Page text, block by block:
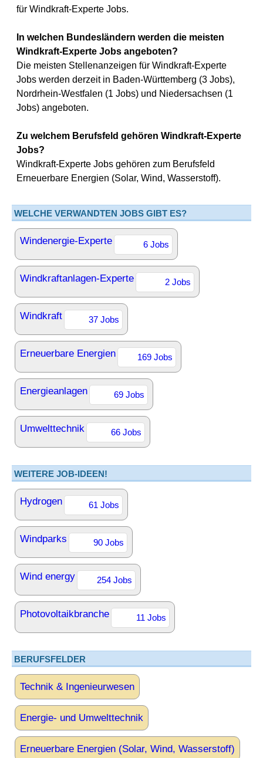
für Windkraft-Experte Jobs.
In welchen Bundesländern werden die meisten
Windkraft-Experte Jobs angeboten?
Die meisten Stellenanzeigen für Windkraft-Experte
Jobs werden derzeit in Baden-Württemberg (3 Jobs),
Nordrhein-Westfalen (1 Jobs) und Niedersachsen (1
Jobs) angeboten.
Zu welchem Berufsfeld gehören Windkraft-Experte
Jobs?
Windkraft-Experte Jobs gehören zum Berufsfeld
Erneuerbare Energien (Solar, Wind, Wasserstoff).
WELCHE VERWANDTEN JOBS GIBT ES?
Windenergie-Experte 6 Jobs
Windkraftanlagen-Experte 2 Jobs
Windkraft 37 Jobs
Erneuerbare Energien 169 Jobs
Energieanlagen 69 Jobs
Umwelttechnik 66 Jobs
WEITERE JOB-IDEEN!
Hydrogen 61 Jobs
Windparks 90 Jobs
Wind energy 254 Jobs
Photovoltaikbranche 11 Jobs
BERUFSFELDER
Technik & Ingenieurwesen
Energie- und Umwelttechnik
Erneuerbare Energien (Solar, Wind, Wasserstoff)